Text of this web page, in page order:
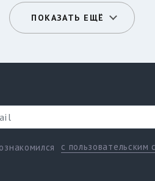
ПОКАЗАТЬ ЕЩЁ
с пользовательским